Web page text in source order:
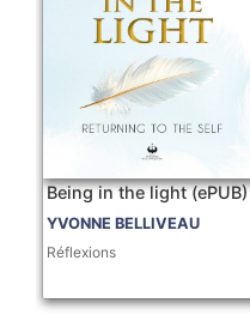
Being in the light (ePUB)
YVONNE BELLIVEAU
Réflexions